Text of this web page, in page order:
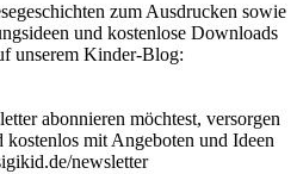
zum Ausdrucken sowie
und kostenlose Downloads
unserem Kinder-Blog:
abonnieren möchtest, versorgen
mit Angeboten und Ideen
newsletter⁠